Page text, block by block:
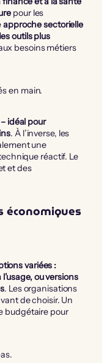
pour les
approche sectorielle
outils plus
besoins métiers
en main.
idéal pour
. À l’inverse, les
une
réactif. Le
et des
économiques
variées :
ou versions
. Les organisations
de choisir. Un
budgétaire pour